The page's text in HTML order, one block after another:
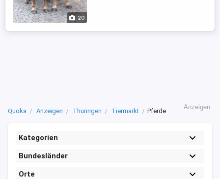
20
Quoka Anzeigen Thüringen Tiermarkt Pferde
Kategorien
Bundesländer
Orte
Anzeigen